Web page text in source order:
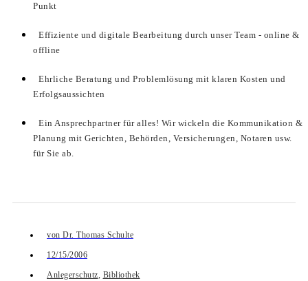
Punkt
Effiziente und digitale Bearbeitung durch unser Team - online &
offline
Ehrliche Beratung und Problemlösung mit klaren Kosten und
Erfolgsaussichten
Ein Ansprechpartner für alles! Wir wickeln die Kommunikation &
Planung mit Gerichten, Behörden, Versicherungen, Notaren usw.
für Sie ab.
von Dr. Thomas Schulte
12/15/2006
Anlegerschutz, Bibliothek